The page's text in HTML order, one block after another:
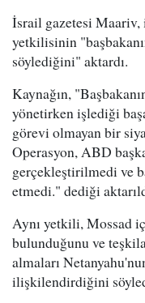
İsrail gazetesi Maariv,
yetkilisinin
söylediğini" aktardı.
Kaynağın,
yönetirken işlediği
görevi olmayan bir
Operasyon, ABD
gerçekleştirilmedi ve
etmedi." dediği
Aynı yetkili, Mossad
bulunduğunu ve
almaları
ilişkilendirdiğini